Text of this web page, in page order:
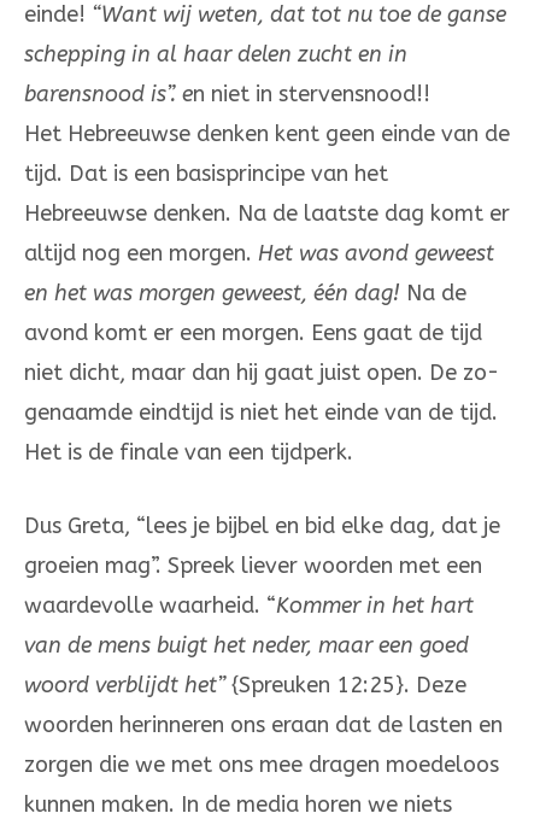
einde! “Want wij weten, dat tot nu toe de ganse
schepping in al haar delen zucht en in
barensnood is”. en niet in stervensnood!!
Het Hebreeuwse denken kent geen einde van de
tijd. Dat is een basis­principe van het
Hebreeuwse denken. Na de laatste dag komt er
altijd nog een morgen. Het was avond ge­weest
en het was mor­gen geweest, één dag! Na de
avond komt er een morgen. Eens gaat de tijd
niet dicht, maar dan hij gaat juist open. De zo­
ge­­naamde eindtijd is niet het einde van de tijd.
Het is de finale van een tijd­perk.
Dus Greta, “lees je bijbel en bid elke dag, dat je
groeien mag”. Spreek liever woorden met een
waardevolle waarheid. “Kommer in het hart
van de mens buigt het neder, maar een goed
woord verblijdt het”{Spreuken 12:25}. Deze
woorden herinneren ons eraan dat de lasten en
zorgen die we met ons mee dragen moedeloos
kunnen maken. In de media horen we niets